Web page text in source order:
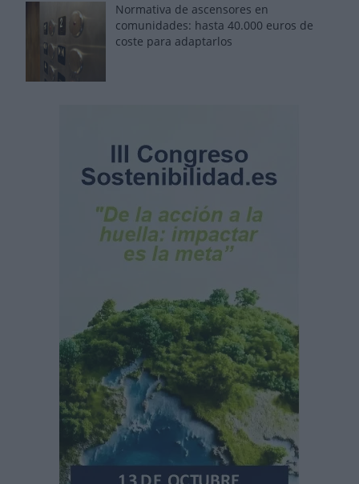
Normativa de ascensores en
comunidades: hasta 40.000 euros de
coste para adaptarlos